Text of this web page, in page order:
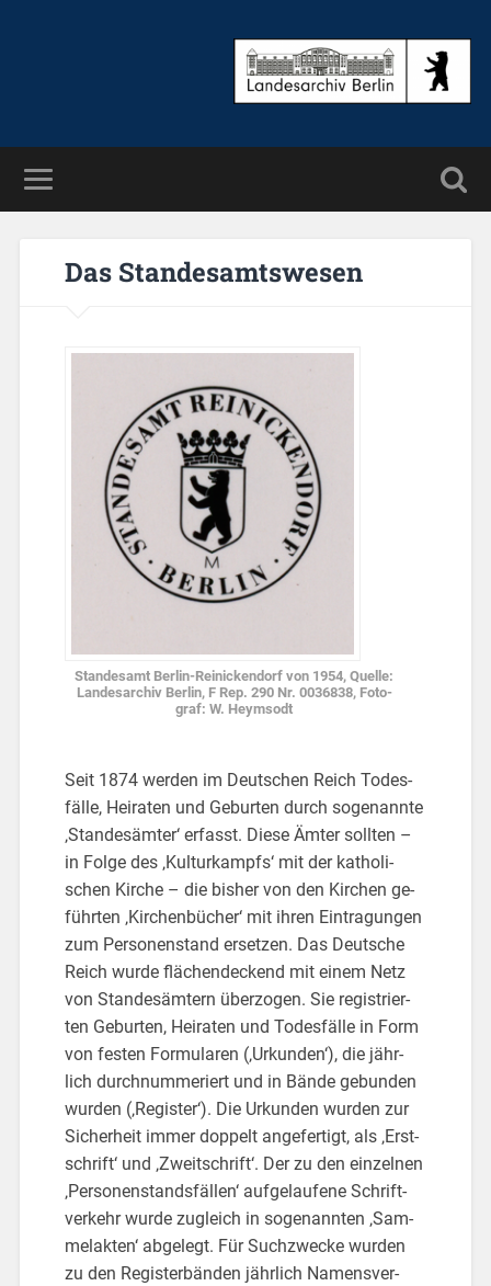
Das Stan­des­amts­we­sen
Stan­des­amt Ber­lin-Rei­ni­cken­dorf von 1954, Quel­le:
Lan­des­ar­chiv Ber­lin, F Rep. 290 Nr. 0036838, Fo­to­
graf: W. Heym­sodt
Seit 1874 wer­den im Deut­schen Reich To­des­
fäl­le, Hei­ra­ten und Ge­bur­ten durch so­ge­nann­te
‚Stan­des­äm­ter‘ er­fasst. Diese Ämter soll­ten –
in Folge des ‚Kul­tur­kampfs‘ mit der ka­tho­li­
schen Kir­che – die bis­her von den Kir­chen ge­
führ­ten ‚Kir­chen­bü­cher‘ mit ihren Ein­tra­gun­gen
zum Per­so­nen­stand er­set­zen. Das Deut­sche
Reich wurde flä­chen­de­ckend mit einem Netz
von Stan­des­äm­tern über­zo­gen. Sie re­gis­trier­
ten Ge­bur­ten, Hei­ra­ten und To­des­fäl­le in Form
von fes­ten For­mu­la­ren (‚Ur­kun­den‘), die jähr­
lich durch­num­me­riert und in Bände ge­bun­den
wur­den (‚Re­gis­ter‘). Die Ur­kun­den wur­den zur
Si­cher­heit immer dop­pelt an­ge­fer­tigt, als ‚Erst­
schrift‘ und ‚Zweit­schrift‘. Der zu den ein­zel­nen
‚Per­so­nen­stands­fäl­len‘ auf­ge­lau­fe­ne Schrift­
ver­kehr wurde zu­gleich in so­ge­nann­ten ‚Sam­
mel­ak­ten‘ ab­ge­legt. Für Such­zwe­cke wur­den
zu den Re­gis­ter­bän­den jähr­lich Na­mens­ver­